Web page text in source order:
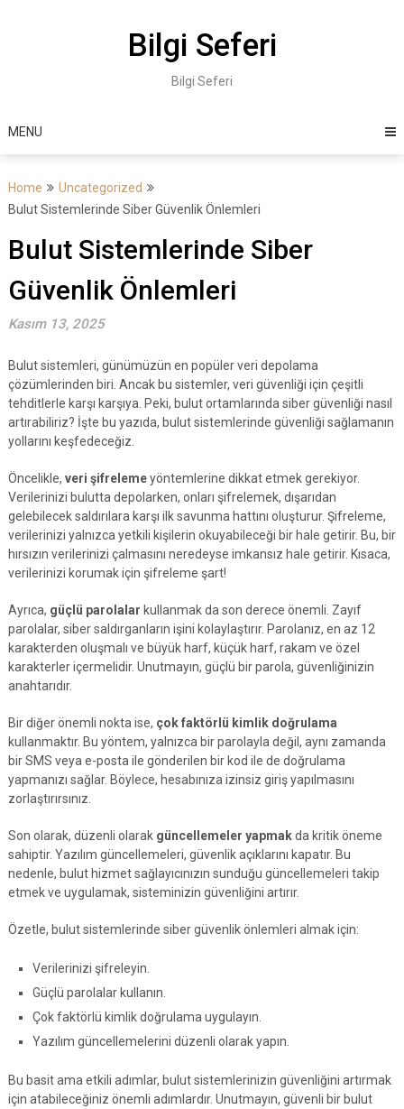
Bilgi Seferi
Bilgi Seferi
MENU
Home
Uncategorized
Bulut Sistemlerinde Siber Güvenlik Önlemleri
Bulut Sistemlerinde Siber
Güvenlik Önlemleri
Kasım 13, 2025
Bulut sistemleri, günümüzün en popüler veri depolama
çözümlerinden biri. Ancak bu sistemler, veri güvenliği için çeşitli
tehditlerle karşı karşıya. Peki, bulut ortamlarında siber güvenliği nasıl
artırabiliriz? İşte bu yazıda, bulut sistemlerinde güvenliği sağlamanın
yollarını keşfedeceğiz.
Öncelikle, veri şifrelemeyöntemlerine dikkat etmek gerekiyor.
Verilerinizi bulutta depolarken, onları şifrelemek, dışarıdan
gelebilecek saldırılara karşı ilk savunma hattını oluşturur. Şifreleme,
verilerinizi yalnızca yetkili kişilerin okuyabileceği bir hale getirir. Bu, bir
hırsızın verilerinizi çalmasını neredeyse imkansız hale getirir. Kısaca,
verilerinizi korumak için şifreleme şart!
Ayrıca, güçlü parolalar kullanmak da son derece önemli. Zayıf
parolalar, siber saldırganların işini kolaylaştırır. Parolanız, en az 12
karakterden oluşmalı ve büyük harf, küçük harf, rakam ve özel
karakterler içermelidir. Unutmayın, güçlü bir parola, güvenliğinizin
anahtarıdır.
Bir diğer önemli nokta ise, çok faktörlü kimlik doğrulama
kullanmaktır. Bu yöntem, yalnızca bir parolayla değil, aynı zamanda
bir SMS veya e-posta ile gönderilen bir kod ile de doğrulama
yapmanızı sağlar. Böylece, hesabınıza izinsiz giriş yapılmasını
zorlaştırırsınız.
Son olarak, düzenli olarak güncellemeler yapmakda kritik öneme
sahiptir. Yazılım güncellemeleri, güvenlik açıklarını kapatır. Bu
nedenle, bulut hizmet sağlayıcınızın sunduğu güncellemeleri takip
etmek ve uygulamak, sisteminizin güvenliğini artırır.
Özetle, bulut sistemlerinde siber güvenlik önlemleri almak için:
Verilerinizi şifreleyin.
Güçlü parolalar kullanın.
Çok faktörlü kimlik doğrulama uygulayın.
Yazılım güncellemelerini düzenli olarak yapın.
Bu basit ama etkili adımlar, bulut sistemlerinizin güvenliğini artırmak
için atabileceğiniz önemli adımlardır. Unutmayın, güvenli bir bulut